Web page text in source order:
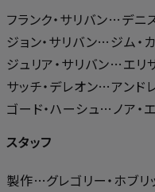
フランク・サリバン…デニ
ジョン・サリバン…ジム・
ジュリア・サリバン…エリ
サッチ・デレオン…アンド
ゴード・ハーシュ…ノア・
スタッフ
製作…グレゴリー・ホブリ